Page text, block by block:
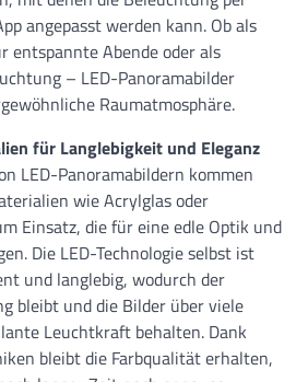
angepasst werden kann. Ob als
entspannte Abende oder als
– LED-Panoramabilder
Raumatmosphäre.
für Langlebigkeit und Eleganz
LED-Panoramabildern kommen
wie Acrylglas oder
Einsatz, die für eine edle Optik und
Die LED-Technologie selbst ist
und langlebig, wodurch der
bleibt und die Bilder über viele
Leuchtkraft behalten. Dank
bleibt die Farbqualität erhalten,